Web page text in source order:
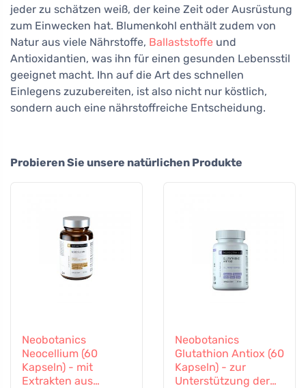
jeder zu schätzen weiß, der keine Zeit oder Ausrüstung
zum Einwecken hat. Blumenkohl enthält zudem von
Natur aus viele Nährstoffe, Ballaststoffe und
Antioxidantien, was ihn für einen gesunden Lebensstil
geeignet macht. Ihn auf die Art des schnellen
Einlegens zuzubereiten, ist also nicht nur köstlich,
sondern auch eine nährstoffreiche Entscheidung.
Probieren Sie unsere natürlichen Produkte
Neobotanics
Neocellium (60
Kapseln) - mit
Extrakten aus
Neobotanics
Glutathion Antiox (60
Kapseln) - zur
Unterstützung der